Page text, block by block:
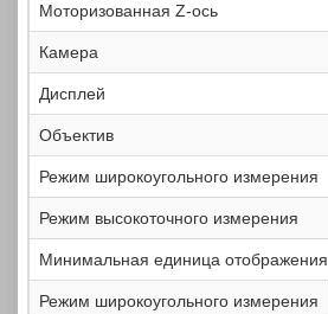
Моторизованная Z-ось
Камера
Дисплей
Объектив
Режим широкоугольного измерения
Режим высокоточного измерения
Минимальная единица отображения
Режим широкоугольного измерения